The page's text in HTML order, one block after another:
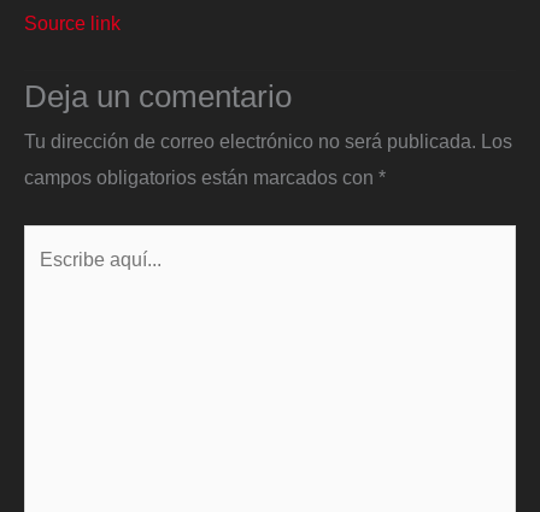
Source link
Deja un comentario
Tu dirección de correo electrónico no será publicada.
Los
campos obligatorios están marcados con *